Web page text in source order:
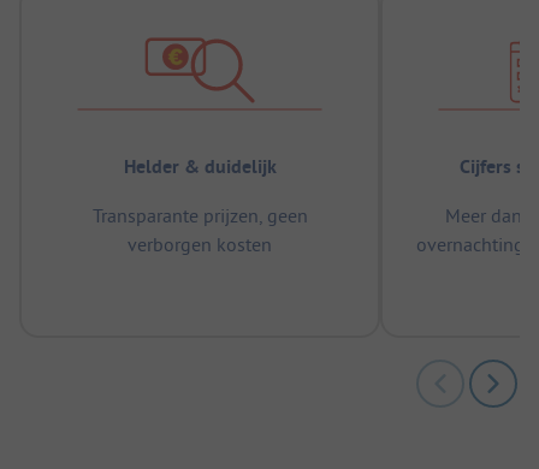
Helder & duidelijk
Transparante prijzen, geen
verborgen kosten
Cijfers
Meer dan